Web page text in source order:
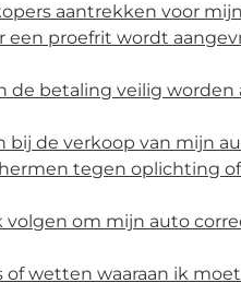
aantrekken voor
een proefrit wordt
de betaling veilig
bij de verkoop van mijn
tegen oplichting
om mijn auto
of wetten waaraan ik